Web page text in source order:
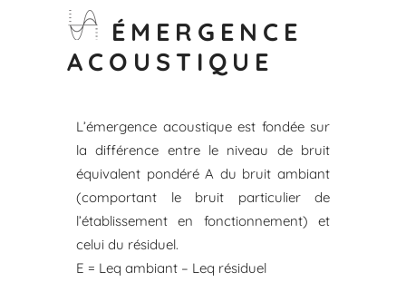
ÉMERGENCE
ACOUSTIQUE
L’émergence acoustique est fondée sur
la différence entre le niveau de bruit
équivalent pondéré A du bruit ambiant
(comportant le bruit particulier de
l’établissement en fonctionnement) et
celui du résiduel.
E = Leq ambiant – Leq résiduel